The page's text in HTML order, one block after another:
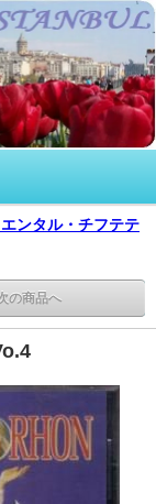
ンタル・チフテテ
の商品へ